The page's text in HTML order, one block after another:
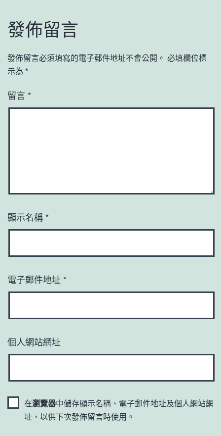
發佈留言
發佈留言必須填寫的電子郵件地址不會公開。 必填欄位標
示為 *
留言 *
顯示名稱 *
電子郵件地址 *
個人網站網址
在瀏覽器中儲存顯示名稱、電子郵件地址及個人網站網
址，以供下次發佈留言時使用。